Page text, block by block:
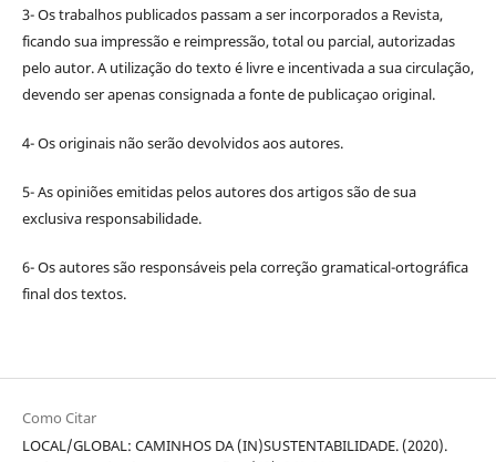
3- Os trabalhos publicados passam a ser incorporados a Revista,
ficando sua impressão e reimpressão, total ou parcial, autorizadas
pelo autor. A utilização do texto é livre e incentivada a sua circulação,
devendo ser apenas consignada a fonte de publicaçao original.
4- Os originais não serão devolvidos aos autores.
5- As opiniões emitidas pelos autores dos artigos são de sua
exclusiva responsabilidade.
6- Os autores são responsáveis pela correção gramatical-ortográfica
final dos textos.
Como Citar
LOCAL/GLOBAL: CAMINHOS DA (IN)SUSTENTABILIDADE. (2020).